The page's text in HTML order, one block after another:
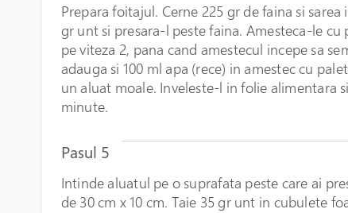
Prepara foitajul. Cerne 225 gr de faina si
gr unt si presara-l peste faina. Amesteca-le
pe viteza 2, pana cand amestecul incepe sa
adauga si 100 ml apa (rece) in amestec cu
un aluat moale. Inveleste-l in folie alimentara
minute.
Pasul 5
Intinde aluatul pe o suprafata peste care ai
de 30 cm x 10 cm. Taie 35 gr unt in cubulete